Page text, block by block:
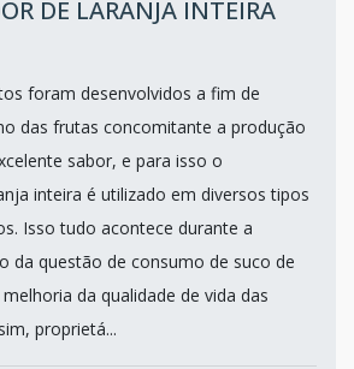
DE LARANJA INTEIRA
foram desenvolvidos a fim de
das frutas concomitante a produção
sabor, e para isso o
inteira é utilizado em diversos tipos
Isso tudo acontece durante a
da questão de consumo de suco de
da qualidade de vida das
proprietá...